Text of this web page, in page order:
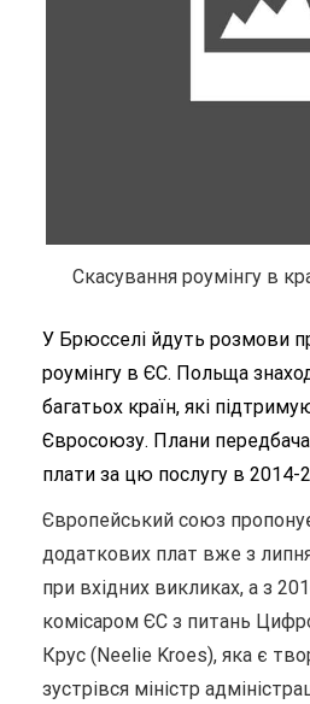
Скасування роумінгу в
У Брюсселі йдуть розмови
роумінгу в ЄС. Польща
багатьох країн, які
Євросоюзу. Плани
плати за цю послугу в 2014-
Європейський союз
додаткових плат вже з
при вхідних викликах, а з
комісаром ЄС з питань
Крус (Neelie Kroes), яка є
зустрівся міністр